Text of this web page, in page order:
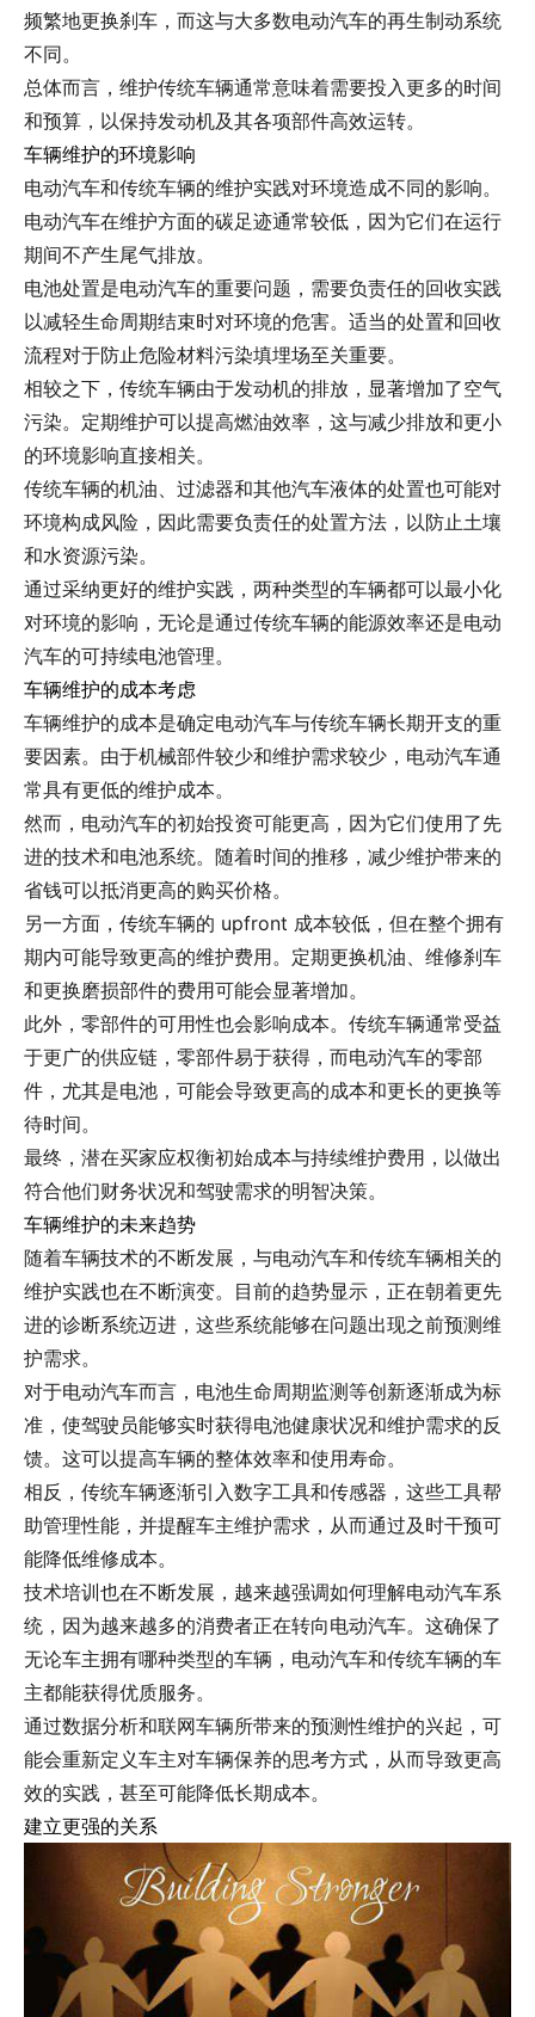
频繁地更换刹车，而这与大多数电动汽车的再生制动系统
不同。
总体而言，维护传统车辆通常意味着需要投入更多的时间
和预算，以保持发动机及其各项部件高效运转。
车辆维护的环境影响
电动汽车和传统车辆的维护实践对环境造成不同的影响。
电动汽车在维护方面的碳足迹通常较低，因为它们在运行
期间不产生尾气排放。
电池处置是电动汽车的重要问题，需要负责任的回收实践
以减轻生命周期结束时对环境的危害。适当的处置和回收
流程对于防止危险材料污染填埋场至关重要。
相较之下，传统车辆由于发动机的排放，显著增加了空气
污染。定期维护可以提高燃油效率，这与减少排放和更小
的环境影响直接相关。
传统车辆的机油、过滤器和其他汽车液体的处置也可能对
环境构成风险，因此需要负责任的处置方法，以防止土壤
和水资源污染。
通过采纳更好的维护实践，两种类型的车辆都可以最小化
对环境的影响，无论是通过传统车辆的能源效率还是电动
汽车的可持续电池管理。
车辆维护的成本考虑
车辆维护的成本是确定电动汽车与传统车辆长期开支的重
要因素。由于机械部件较少和维护需求较少，电动汽车通
常具有更低的维护成本。
然而，电动汽车的初始投资可能更高，因为它们使用了先
进的技术和电池系统。随着时间的推移，减少维护带来的
省钱可以抵消更高的购买价格。
另一方面，传统车辆的 upfront 成本较低，但在整个拥有
期内可能导致更高的维护费用。定期更换机油、维修刹车
和更换磨损部件的费用可能会显著增加。
此外，零部件的可用性也会影响成本。传统车辆通常受益
于更广的供应链，零部件易于获得，而电动汽车的零部
件，尤其是电池，可能会导致更高的成本和更长的更换等
待时间。
最终，潜在买家应权衡初始成本与持续维护费用，以做出
符合他们财务状况和驾驶需求的明智决策。
车辆维护的未来趋势
随着车辆技术的不断发展，与电动汽车和传统车辆相关的
维护实践也在不断演变。目前的趋势显示，正在朝着更先
进的诊断系统迈进，这些系统能够在问题出现之前预测维
护需求。
对于电动汽车而言，电池生命周期监测等创新逐渐成为标
准，使驾驶员能够实时获得电池健康状况和维护需求的反
馈。这可以提高车辆的整体效率和使用寿命。
相反，传统车辆逐渐引入数字工具和传感器，这些工具帮
助管理性能，并提醒车主维护需求，从而通过及时干预可
能降低维修成本。
技术培训也在不断发展，越来越强调如何理解电动汽车系
统，因为越来越多的消费者正在转向电动汽车。这确保了
无论车主拥有哪种类型的车辆，电动汽车和传统车辆的车
主都能获得优质服务。
通过数据分析和联网车辆所带来的预测性维护的兴起，可
能会重新定义车主对车辆保养的思考方式，从而导致更高
效的实践，甚至可能降低长期成本。
建立更强的关系